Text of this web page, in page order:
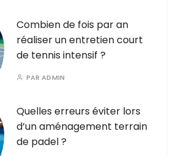
Combien de fois par an
réaliser un entretien court
de tennis intensif ?
PARADMIN
Quelles erreurs éviter lors
d’un aménagement terrain
de padel ?